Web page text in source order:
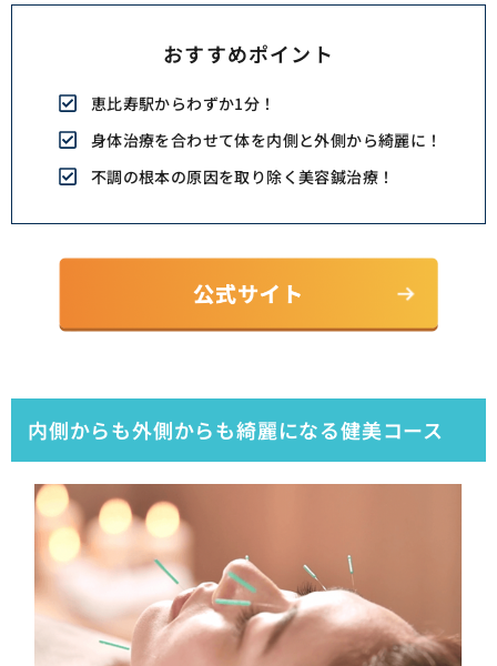
おすすめポイント
恵比寿駅からわずか1分！
身体治療を合わせて体を内側と外側から綺麗に！
不調の根本の原因を取り除く美容鍼治療！
内側からも外側からも綺麗になる健美コース